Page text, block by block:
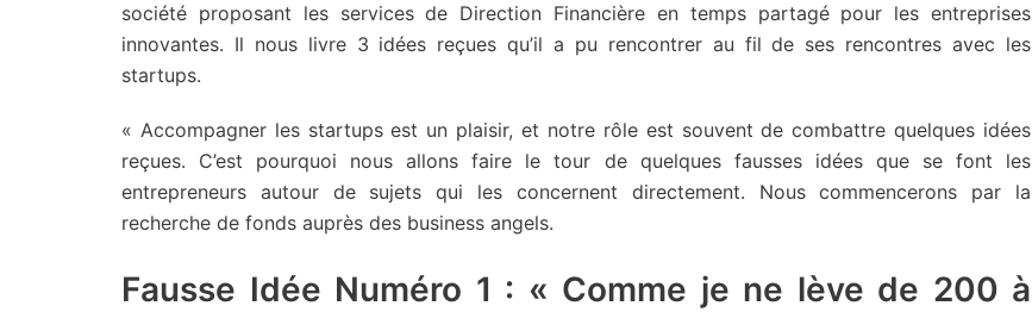
société proposant les services de Direction Financière en temps partagé pour les entreprises
innovantes. Il nous livre 3 idées reçues qu’il a pu rencontrer au fil de ses rencontres avec les
startups.
« Accompagner les startups est un plaisir, et notre rôle est souvent de combattre quelques idées
reçues. C’est pourquoi nous allons faire le tour de quelques fausses idées que se font les
entrepreneurs autour de sujets qui les concernent directement. Nous commencerons par la
recherche de fonds auprès des business angels.
Fausse Idée Numéro 1 : « Comme je ne lève de 200 à